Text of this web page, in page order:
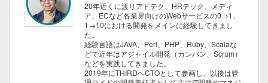
20年近くに渡りアドテク、HRテック、メディ
ア、ECなど各業界向けのWebサービスの0→1、
1→10における開発をメインに経験してきまし
た。
経験言語はJAVA、Perl、PHP、Ruby、Scalaな
どで近年はアジャイル開発（カンバン、Scrum）
などを実践してきました。
2019年にTHIRDへCTOとして参画し、以後は管